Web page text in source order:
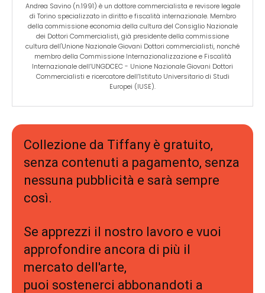
Andrea Savino (n.1991) è un dottore commercialista e revisore legale
di Torino specializzato in diritto e fiscalità internazionale. Membro
della commissione economia della cultura del Consiglio Nazionale
dei Dottori Commercialisti, già presidente della commissione
cultura dell'Unione Nazionale Giovani Dottori commercialisti, nonché
membro della Commissione Internazionalizzazione e Fiscalità
Internazionale dell’UNGDCEC - Unione Nazionale Giovani Dottori
Commercialisti e ricercatore dell’Istituto Universitario di Studi
Europei (IUSE).
Collezione da Tiffany è gratuito,
senza contenuti a pagamento, senza
nessuna pubblicità e sarà sempre
così.
Se apprezzi il nostro lavoro e vuoi
approfondire ancora di più il
mercato dell'arte,
puoi sostenerci abbonandoti a